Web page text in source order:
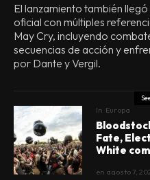
El lanzamiento también
oficial con múltiples
May Cry, incluyendo
secuencias de acción y
por Dante y Vergil.
In Europa
Fate,
White
en agosto 7,